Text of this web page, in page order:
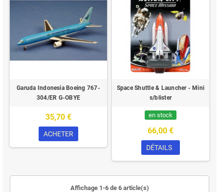
Garuda Indonesia Boeing 767-
304/ER G-OBYE
35,70 €
ACHETER
Space Shuttle & Launcher - Mini
s/blister
en stock
66,00 €
DÉTAILS
Affichage 1-6 de 6 article(s)